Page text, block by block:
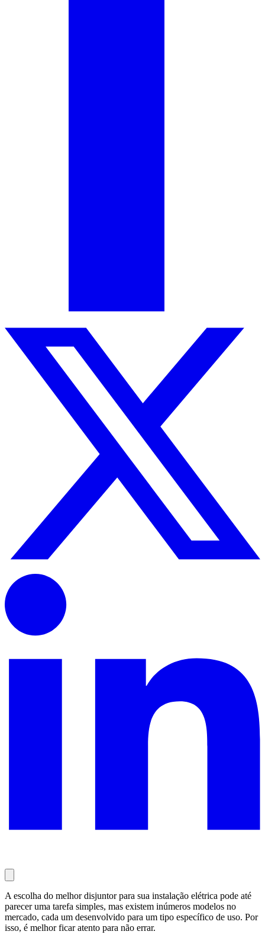
A escolha do melhor disjuntor para sua instalação elétrica pode até
parecer uma tarefa simples, mas existem inúmeros modelos no
mercado, cada um desenvolvido para um tipo específico de uso. Por
isso, é melhor ficar atento para não errar.